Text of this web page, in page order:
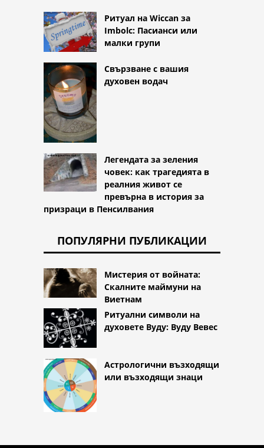
Ритуал на Wiccan за
Imbolc: Пасианси или
малки групи
Свързване с вашия
духовен водач
Легендата за зеления
човек: как трагедията в
реалния живот се
превърна в история за
призраци в Пенсилвания
ПОПУЛЯРНИ ПУБЛИКАЦИИ
Мистерия от войната:
Скалните маймуни на
Виетнам
Ритуални символи на
духовете Вуду: Вуду Вевес
Астрологични възходящи
или възходящи знаци